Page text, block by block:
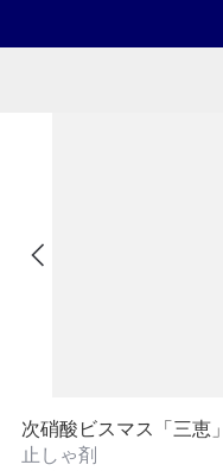
次硝酸ビスマス「三恵」
止しゃ剤